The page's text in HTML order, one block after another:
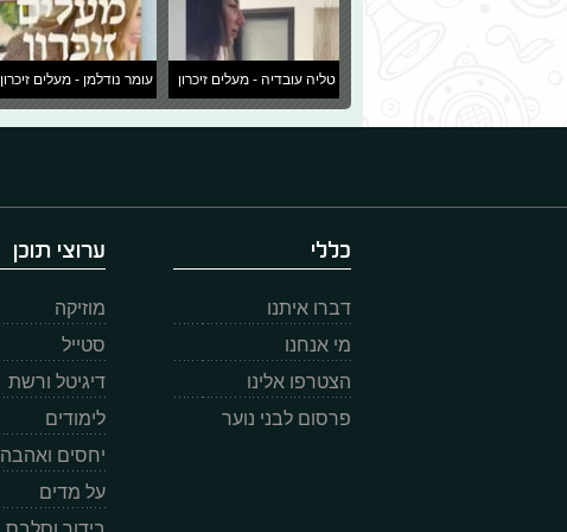
טליה עובדיה - מעלים זיכרון עומר נודלמן - מעלים זיכרון
כללי
דברו איתנו
מי אנחנו
הצטרפו אלינו
פרסום לבני נוער
ערוצי תוכן
מוזיקה
סטייל
דיגיטל ורשת
לימודים
יחסים ואהבה
על מדים